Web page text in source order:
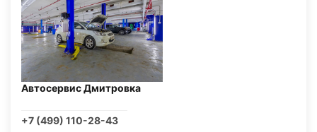
Автосервис Дмитровка
+7 (499) 110-28-43